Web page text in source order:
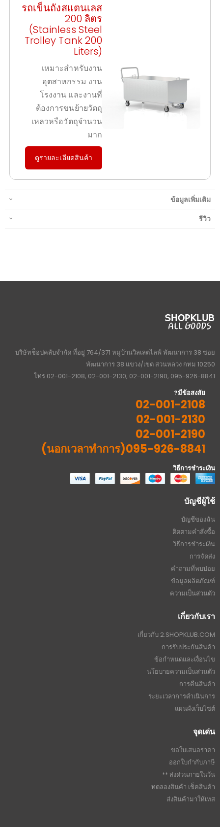
รถเข็นถังสแตนเลส
200 ลิตร
(Stainless Steel
Trolley Tank 200
Liters)
เหมาะสำหรับงาน
อุตสาหกรรม งาน
โรงงาน และงานที่
ต้องการขนย้ายวัตถุ
เหลวหรือวัตถุจำนวน
มาก
ดูรายละเอียดสินค้า
ข้อมูลเพิ่มเติม
รีวิว
บริษัทช็อปคลับจำกัด ที่อยู่ 764/371 หมู่บ้านวิลเลตไลฟ์ พัฒนาการ 38 ซอย
พัฒนาการ 38 แขวง/เขต สวนหลวง กทม 10250
โทร 02-001-2108, 02-001-2130, 02-001-2190, 095-926-8841
มีข้อสงสัย?
02-001-2108
02-001-2130
02-001-2190
095-926-8841(นอกเวลาทำการ)
วิธีการชำระเงิน
บัญชีผู้ใช้
บัญชีของฉัน
ติดตามคำสั่งซื้อ
วิธีการชำระเงิน
การจัดส่ง
คำถามที่พบบ่อย
ข้อมูลผลิตภัณฑ์
ความเป็นส่วนตัว
เกี่ยวกับเรา
เกี่ยวกับ 2.SHOPKLUB.COM
การรับประกันสินค้า
ข้อกำหนดและเงื่อนไข
นโยบายความเป็นส่วนตัว
การคืนสินค้า
ระยะเวลาการดำเนินการ
แผนผังเว็บไซต์
จุดเด่น
ขอใบเสนอราคา
ออกใบกำกับภาษี
ส่งด่วนภายในวัน **
ทดลองสินค้า เช็คสินค้า
ส่งสินค้ามาให้เทส